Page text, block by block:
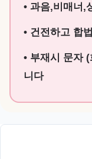
• 과음,비매너,
• 건전하고 합
• 부재시 문자
니다